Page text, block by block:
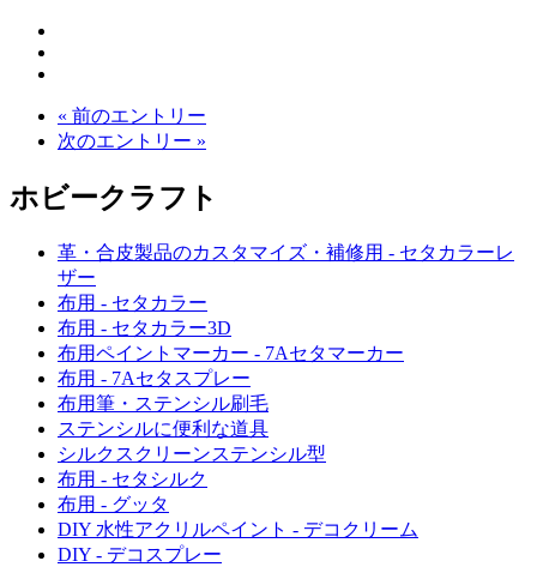
« 前のエントリー
次のエントリー »
ホビークラフト
革・合皮製品のカスタマイズ・補修用 - セタカラーレ
ザー
布用 - セタカラー
布用 - セタカラー3D
布用ペイントマーカー - 7Aセタマーカー
布用 - 7Aセタスプレー
布用筆・ステンシル刷毛
ステンシルに便利な道具
シルクスクリーンステンシル型
布用 - セタシルク
布用 - グッタ
DIY 水性アクリルペイント - デコクリーム
DIY - デコスプレー